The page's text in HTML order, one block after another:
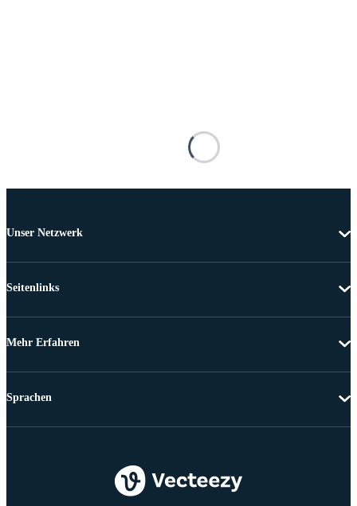
Unser Netzwerk
Seitenlinks
Mehr Erfahren
Sprachen